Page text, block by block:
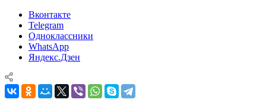
Вконтакте
Telegram
Одноклассники
WhatsApp
Яндекс.Дзен